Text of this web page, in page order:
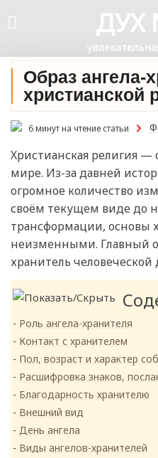
ДУХ
Образ ангела-
христианской
6 минут на чтение статьи
Христианская религия
мире. Из-за давней
огромное количество
своём текущем виде до
трансформации, основы
неизменными. Главный
хранитель
Роль ангела-хранителя
Контакт с хранителем
Пол, возраст и характер
Расшифровка знаков,
Благодарность хранителю
Внешний вид
День ангела
Виды ангелов-хранителей